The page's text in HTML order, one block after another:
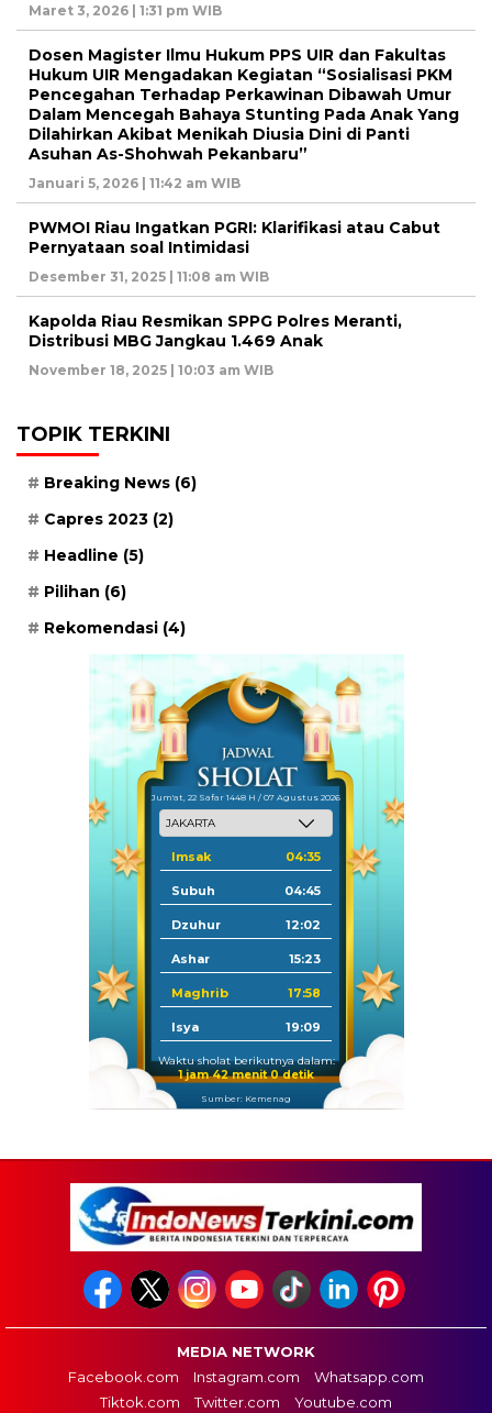
Maret 3, 2026 | 1:31 pm WIB
Dosen Magister Ilmu Hukum PPS UIR dan Fakultas
Hukum UIR Mengadakan Kegiatan “Sosialisasi PKM
Pencegahan Terhadap Perkawinan Dibawah Umur
Dalam Mencegah Bahaya Stunting Pada Anak Yang
Dilahirkan Akibat Menikah Diusia Dini di Panti
Asuhan As-Shohwah Pekanbaru”
Januari 5, 2026 | 11:42 am WIB
PWMOI Riau Ingatkan PGRI: Klarifikasi atau Cabut
Pernyataan soal Intimidasi
Desember 31, 2025 | 11:08 am WIB
Kapolda Riau Resmikan SPPG Polres Meranti,
Distribusi MBG Jangkau 1.469 Anak
November 18, 2025 | 10:03 am WIB
TOPIK TERKINI
Breaking News (6)
Capres 2023 (2)
Headline (5)
Pilihan (6)
Rekomendasi (4)
Jum'at, 22 Safar 1448 H / 07 Agustus 2026
Imsak 04:35
Subuh 04:45
Dzuhur 12:02
Ashar 15:23
Maghrib 17:58
Isya 19:09
Waktu sholat berikutnya dalam:
1 jam 41 menit 59 detik
Sumber: Kemenag
MEDIA NETWORK
Facebook.com
Instagram.com
Whatsapp.com
Tiktok.com
Twitter.com Youtube.com